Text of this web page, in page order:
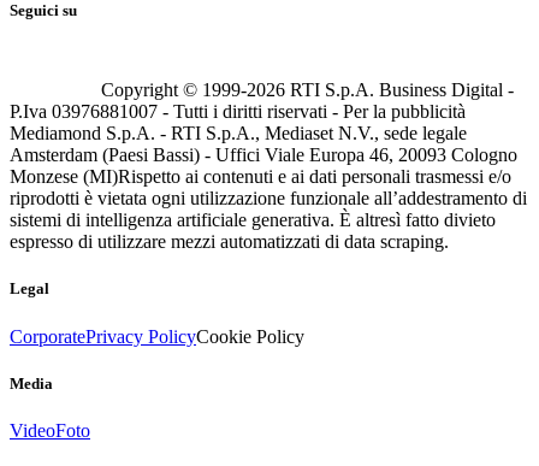
Seguici su
Copyright © 1999-2026 RTI S.p.A. Business Digital -
P.Iva 03976881007 - Tutti i diritti riservati - Per la pubblicità
Mediamond S.p.A. - RTI S.p.A., Mediaset N.V., sede legale
Amsterdam (Paesi Bassi) - Uffici Viale Europa 46, 20093 Cologno
Monzese (MI)Rispetto ai contenuti e ai dati personali trasmessi e/o
riprodotti è vietata ogni utilizzazione funzionale all’addestramento di
sistemi di intelligenza artificiale generativa. È altresì fatto divieto
espresso di utilizzare mezzi automatizzati di data scraping.
Legal
CorporatePrivacy PolicyCookie Policy
Media
VideoFoto